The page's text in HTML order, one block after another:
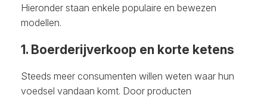
Hieronder staan enkele populaire en bewezen
modellen.
1. Boerderijverkoop en korte ketens
Steeds meer consumenten willen weten waar hun
voedsel vandaan komt. Door producten